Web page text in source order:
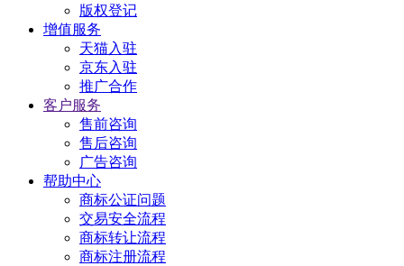
版权登记
增值服务
天猫入驻
京东入驻
推广合作
客户服务
售前咨询
售后咨询
广告咨询
帮助中心
商标公证问题
交易安全流程
商标转让流程
商标注册流程